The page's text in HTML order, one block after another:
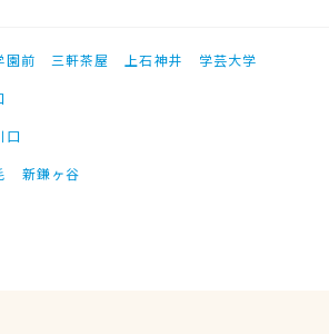
園前 三軒茶屋 上石神井
学芸大学
口
新鎌ヶ谷